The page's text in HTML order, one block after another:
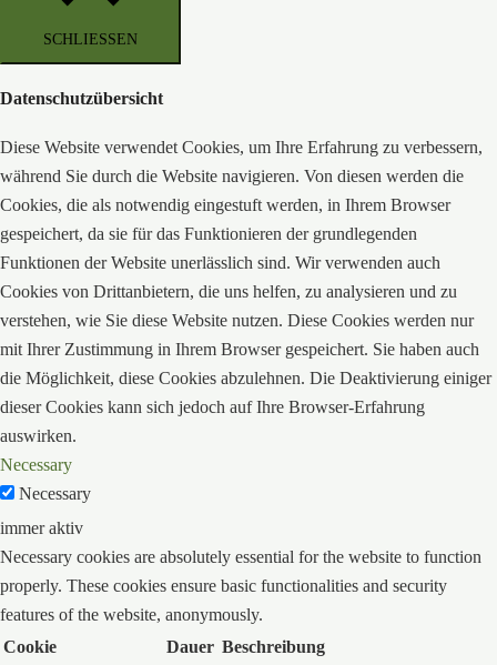
SCHLIESSEN
Datenschutzübersicht
Diese Website verwendet Cookies, um Ihre Erfahrung zu verbessern,
während Sie durch die Website navigieren. Von diesen werden die
Cookies, die als notwendig eingestuft werden, in Ihrem Browser
gespeichert, da sie für das Funktionieren der grundlegenden
Funktionen der Website unerlässlich sind. Wir verwenden auch
Cookies von Drittanbietern, die uns helfen, zu analysieren und zu
verstehen, wie Sie diese Website nutzen. Diese Cookies werden nur
mit Ihrer Zustimmung in Ihrem Browser gespeichert. Sie haben auch
die Möglichkeit, diese Cookies abzulehnen. Die Deaktivierung einiger
dieser Cookies kann sich jedoch auf Ihre Browser-Erfahrung
auswirken.
Necessary
Necessary
immer aktiv
Necessary cookies are absolutely essential for the website to function
properly. These cookies ensure basic functionalities and security
features of the website, anonymously.
Cookie
Dauer Beschreibung